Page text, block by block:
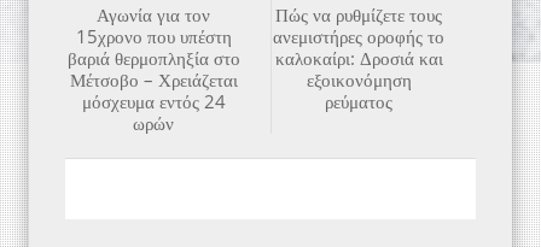
Πώς να ρυθμίζετε τους
ανεμιστήρες οροφής το
καλοκαίρι: Δροσιά και
εξοικονόμηση
ρεύματος
Αγωνία για τον
15χρονο που υπέστη
βαριά θερμοπληξία στο
Μέτσοβο – Χρειάζεται
μόσχευμα εντός 24
ωρών